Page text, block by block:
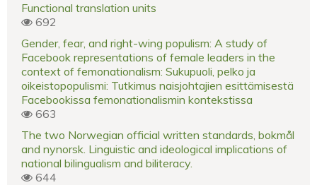
Functional translation units
692
Gender, fear, and right-wing populism: A study of
Facebook representations of female leaders in the
context of femonationalism: Sukupuoli, pelko ja
oikeistopopulismi: Tutkimus naisjohtajien esittämisestä
Facebookissa femonationalismin kontekstissa
663
The two Norwegian official written standards, bokmål
and nynorsk. Linguistic and ideological implications of
national bilingualism and biliteracy.
644